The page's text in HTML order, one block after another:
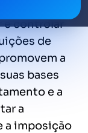
e controlar
de
a
bases
e a
a
a imposição